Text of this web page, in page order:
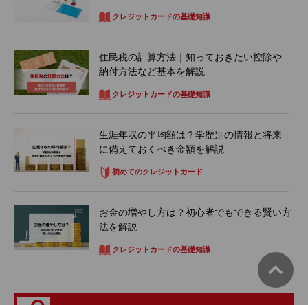
クレジットカードの基礎知識
住民税の計算方法｜知っておきたい控除や
納付方法など基本を解説
クレジットカードの基礎知識
生涯年収の平均額は？学歴別の情報と将来
に備えておくべき金額を解説
初めてのクレジットカード
お金の増やし方は？初心者でもできる賢い方
法を解説
クレジットカードの基礎知識